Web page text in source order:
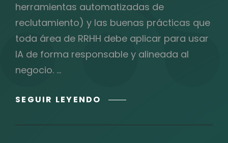
herramientas automatizadas de
reclutamiento) y las buenas prácticas que
toda área de RRHH debe aplicar para usar
IA de forma responsable y alineada al
negocio. …
SEGUIR LEYENDO ÉTICA,
Y